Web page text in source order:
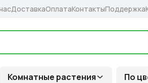
Комнатные растения По
ДоставкаОплатаКонтактыПоддержка